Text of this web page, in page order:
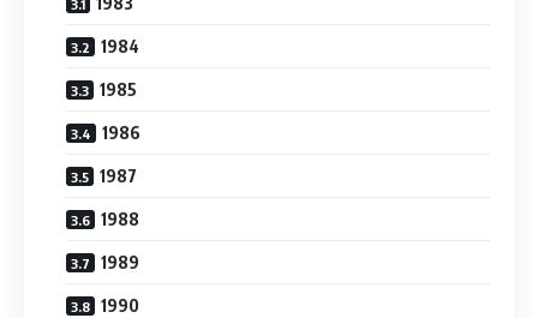
1984
1985
1986
1987
1988
1989
1990